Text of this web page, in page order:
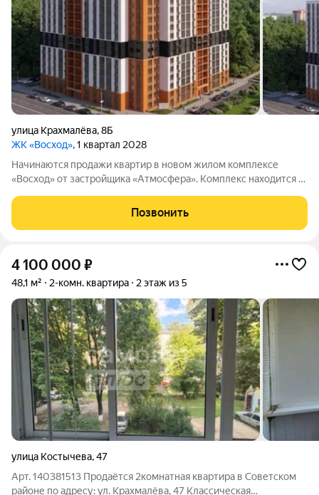
улица Крахмалёва,8Б
ЖК «Восход», 1 квартал 2028
Начинаются продажи квартир в новом жилом комплексе
«Восход» от застройщика «Атмосфера». Комплекс находится в
зелёный массив возле ручья Нижний Судок. Вы сможете
наслаждаться свежим воздухом
Позвонить
4 100 000 ₽
48,1 м² 2-комн. квартира 2 этаж из 5
улица Костычева,47
Арт. 140381513 Продаётся 2комнатная квартира в Советском
районе по адресу: ул. Крахмалёва, 47 Классическая